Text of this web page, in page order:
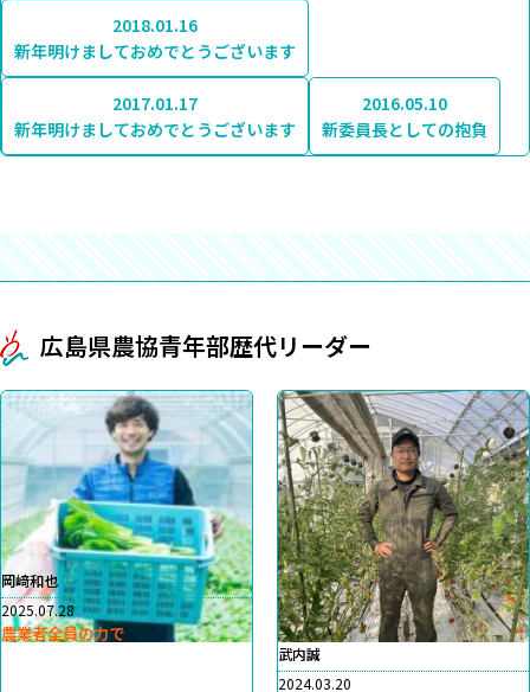
2018.01.16
新年明けましておめでとうございます
2017.01.17
新年明けましておめでとうございます
2016.05.10
新委員長としての抱負
広島県農協青年部歴代リーダー
岡﨑和也
2025.07.28
農業者全員の力で
武内誠
2024.03.20